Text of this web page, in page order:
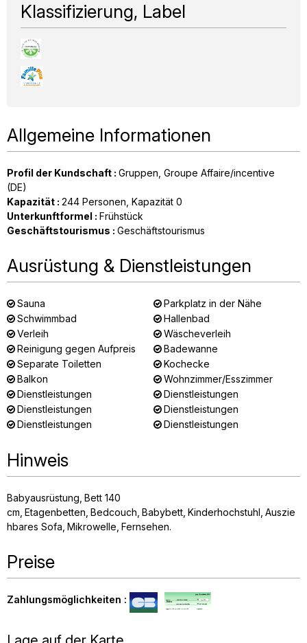
Klassifizierung, Label
Allgemeine Informationen
Profil der Kundschaft : Gruppen Groupe Affaire/incentive
(DE)
Kapazität : 244 Personen Kapazität 0
Unterkunftformel : Frühstück
Geschäftstourismus : Geschäftstourismus
Ausrüstung & Dienstleistungen
Sauna
Parkplatz in der Nähe
Schwimmbad
Hallenbad
Verleih
Wäscheverleih
Reinigung gegen Aufpreis
Badewanne
Separate Toiletten
Kochecke
Balkon
Wohnzimmer/Esszimmer
Dienstleistungen
Dienstleistungen
Dienstleistungen
Dienstleistungen
Dienstleistungen
Dienstleistungen
Hinweis
Babyausrüstung Bett 140
cm Etagenbetten Bedcouch Babybett Kinderhochstuhl Auszie
hbares Sofa Mikrowelle Fernsehen
Preise
Zahlungsmöglichkeiten :